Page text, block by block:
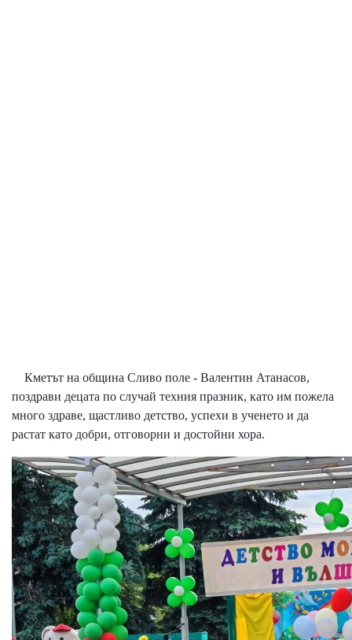
Кметът на община Сливо поле - Валентин Атанасов,
поздрави децата по случай техния празник, като им пожела
много здраве, щастливо детство, успехи в ученето и да
растат като добри, отговорни и достойни хора.